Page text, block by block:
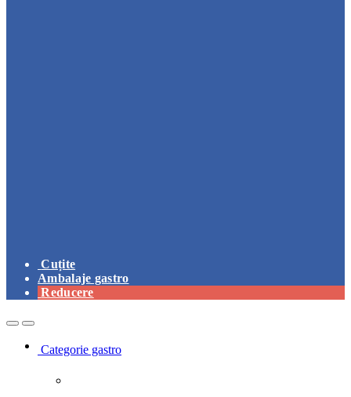
Cuțite
Ambalaje gastro
Reducere
OpenClose
Categorie gastro